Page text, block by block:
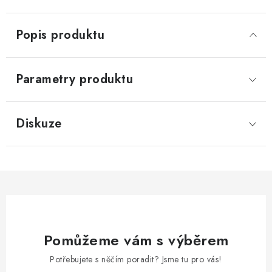
Popis produktu
Parametry produktu
Diskuze
Pomůžeme vám s výběrem
Potřebujete s něčím poradit? Jsme tu pro vás!